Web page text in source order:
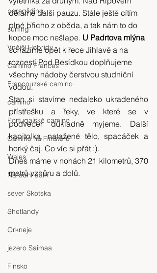
paragliding
surfing
Vnější Hebridy
Camino Frances
Francouzské camino
camino
Portugalské camino
Camino na Finisteru
Wales
Národní park
sever Skotska
Shetlandy
Orkneje
jezero Saimaa
Finsko
děláme další pauzu. Stále ještě cítím
plné břicho z oběda, a tak nám to do
kopce moc nešlape. U Padrtova mlýna
scházíme opět k řece Jihlavě a na
rozcestí Pod Besídkou doplňujeme
všechny nádoby čerstvou studniční
vodou.
Stan si stavíme nedaleko ukradeného
přístřešku a řeky, ve které se v
podvečer důkladně myjeme. Další
kapitolka, natažené tělo, spacáček a
horký čaj. Co víc si přát :).
Dnes máme v nohách 21 kilometrů, 370
metrů vzhůru a dolů.